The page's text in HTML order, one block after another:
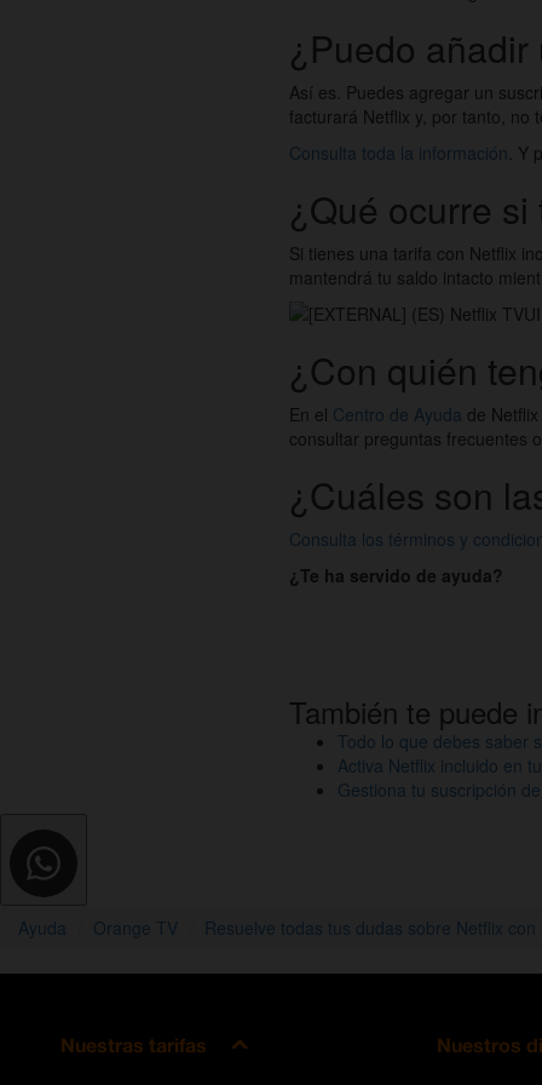
¿Puedo
Así es. Puedes agregar un
facturará Netflix y, por tanto, no
Consulta toda la información .
¿Qué ocurre
Si tienes una tarifa con Netflix
mantendrá tu saldo intacto
¿Con quién
En el Centro de Ayuda de
consultar preguntas frecuentes
¿Cuáles son
Consulta los términos y
¿Te ha servido de ayuda?
También te puede
Todo lo que debes saber
Activa Netflix incluido en
Gestiona tu suscripción
Ayuda Orange TV Resuelve todas tus dudas sobre Netflix
Nuestras tarifas Nuestros